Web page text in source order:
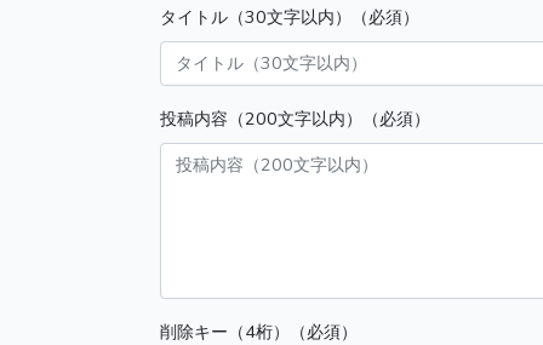
タイトル（30文字以内）（必須）
投稿内容（200文字以内）（必須）
削除キー（4桁）（必須）